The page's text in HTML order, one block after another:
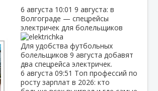
6 августа 10:01 9 августа: в
Волгограде — спецрейсы
электричек для болельщиков
Для удобства футбольных
болельщиков 9 августа добавят
два спецрейса электричек.
6 августа 09:51 Топ профессий по
росту зарплат в 2026: кто